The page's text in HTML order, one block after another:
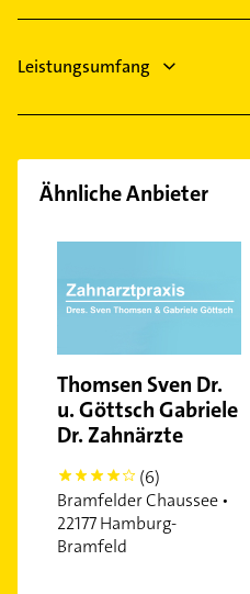
Steuerberater
Leistungsumfang
Ähnliche Anbieter
Thomsen Sven Dr.
u. Göttsch Gabriele
Dr. Zahnärzte
4
(6)
Bramfelder Chaussee •
22177 Hamburg-
Bramfeld